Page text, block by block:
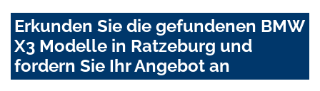
Erkunden Sie die gefundenen BMW
X3 Modelle in Ratzeburg und
fordern Sie Ihr Angebot an